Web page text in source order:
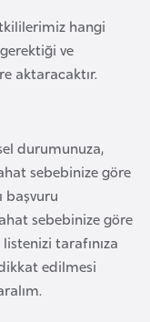
hangi
ve
aktaracaktır.
durumunuza,
sebebinize göre
başvuru
sebebinize göre
tarafınıza
edilmesi